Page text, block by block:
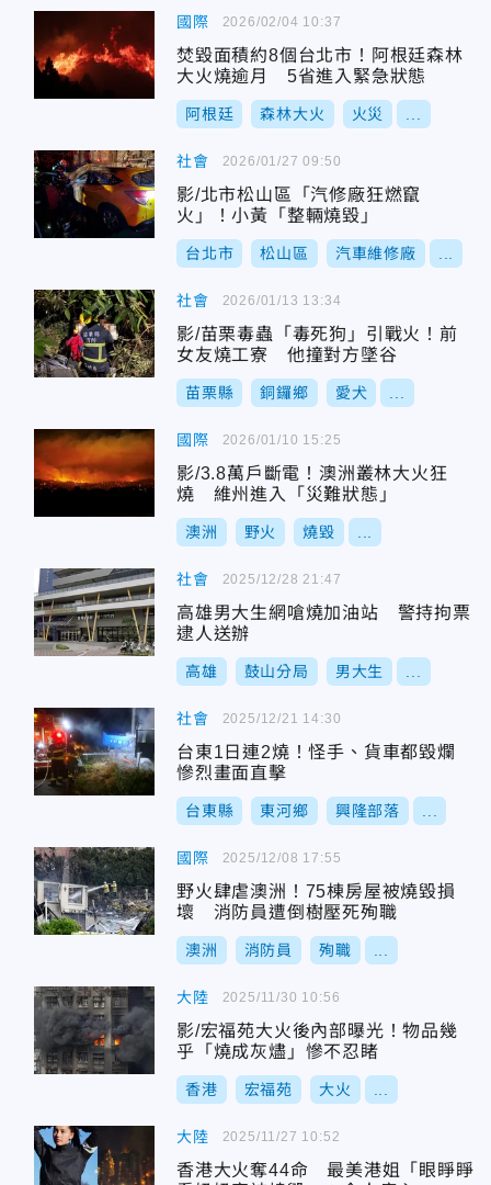
國際
焚毀面積約8個台北市！阿根廷森林
大火燒逾月 5省進入緊急狀態
阿根廷 森林大火 火災
2026/02/04 10:37
社會
影/北市松山區「汽修廠狂燃竄
火」！小黃「整輛燒毀」
台北市 松山區 汽車維修廠
2026/01/27 09:50
社會
影/苗栗毒蟲「毒死狗」引戰火！前
女友燒工寮 他撞對方墜谷
苗栗縣 銅鑼鄉 愛犬
2026/01/13 13:34
國際
影/3.8萬戶斷電！澳洲叢林大火狂
燒 維州進入「災難狀態」
澳洲 野火 燒毀
2026/01/10 15:25
社會
高雄男大生網嗆燒加油站 警持拘票
逮人送辦
高雄 鼓山分局 男大生
2025/12/28 21:47
社會
台東1日連2燒！怪手、貨車都毀爛
慘烈畫面直擊
台東縣 東河鄉 興隆部落
2025/12/21 14:30
國際
野火肆虐澳洲！75棟房屋被燒毀損
壞 消防員遭倒樹壓死殉職
澳洲 消防員 殉職
2025/12/08 17:55
大陸
影/宏福苑大火後內部曝光！物品幾
乎「燒成灰燼」慘不忍睹
香港 宏福苑 大火
2025/11/30 10:56
大陸
香港大火奪44命 最美港姐「眼睜睜
2025/11/27 10:52